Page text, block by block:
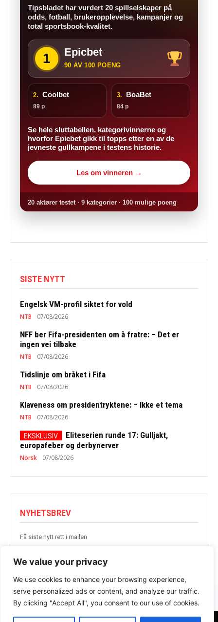
We value your privacy
We use cookies to enhance your browsing experience,
serve personalized ads or content, and analyze our traffic.
By clicking "Accept All", you consent to our use of cookies.
Tipsbladet har vurdert 20 spillselskaper på
odds, fotball, brukeropplevelse, kampanjer og
total sportsbook-kvalitet.
1 Epicbet
90 AV 100 POENG
2. Coolbet
89 p
3. BoaBet
84 p
Se hele sluttabellen, kategorivinnerne og
hvorfor Epicbet gikk til topps etter en av de
jevneste gullkampene i testens historie.
Les om vinneren →
20 aktører testet · 9 kategorier · 100 mulige poeng
SISTE NYTT
Engelsk VM-profil siktet for vold
NTB 07/08/2026
NFF ber Fifa-presidenten om å fratre: – Det er
ingen vei tilbake
NTB 07/08/2026
Tidslinje om bråket i Fifa
NTB 07/08/2026
Klaveness om presidentryktene: – Ikke et tema
NTB 07/08/2026
Eliteserien runde 17: Gulljakt,
europafeber og derbynerver
Norsk 07/08/2026
NYHETSBREV
Få siste nytt rett i mailen